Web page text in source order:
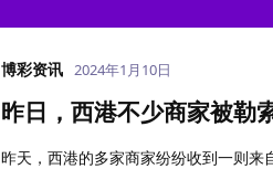
博彩资讯 2024年1月10日
昨日，西港不少商家被勒
昨天，西港的多家商家纷纷收到一则